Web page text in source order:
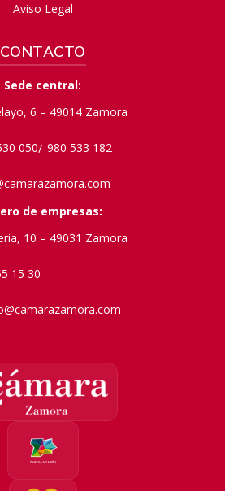
Aviso Legal
CONTACTO
Sede central:
6 – 49014 Zamora
050/ 980 533 182
de empresas:
10 – 49031 Zamora
15 30